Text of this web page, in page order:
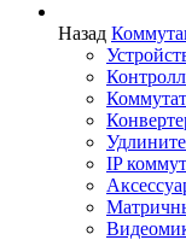
Назад
IP